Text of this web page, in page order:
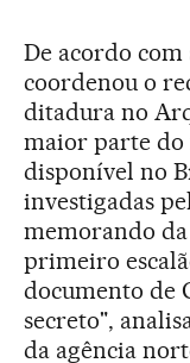
De acordo com
coordenou o
ditadura no
maior parte do
disponível no
investigadas
memorando
primeiro
documento de
secreto",
da agência